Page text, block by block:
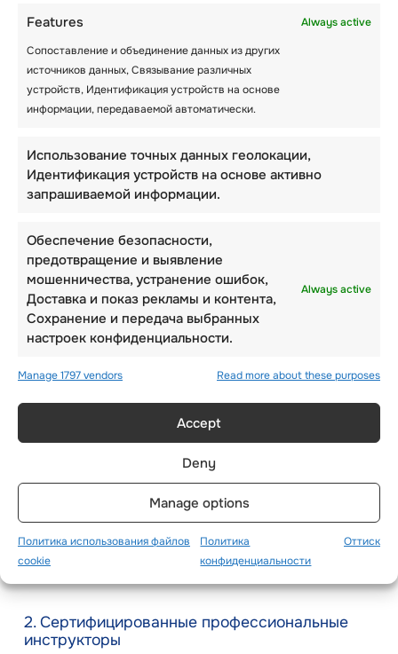
Features
Always active
Сопоставление и объединение данных из других
источников данных, Связывание различных
устройств, Идентификация устройств на основе
информации, передаваемой автоматически.
Использование точных данных геолокации,
Идентификация устройств на основе активно
запрашиваемой информации.
Обеспечение безопасности,
предотвращение и выявление
мошенничества, устранение ошибок,
Доставка и показ рекламы и контента,
Сохранение и передача выбранных
настроек конфиденциальности.
Always active
Manage 1797 vendors Read more about these purposes
Accept
Deny
Manage options
Политика использования файлов
cookie
Политика
конфиденциальности
Оттиск
полезен для Вашего ребенка. Прежде чем
Вам необходимо учесть следующее.
1. Доступные конструкции для лыжников
По мере того, как катание на лыжах
становится все более популярным, многие
лыжные школы развиваются, чтобы
ребенка, узнайте, есть ли в ней структуры,
учитывающие возраст Вашего ребенка.
Например, если Вашему ребенку три года,
не слишком ли он мал, чтобы записаться в
школу? Будет ли лыжная школа для
малышей принимать детей постарше,
Посещение Вашим ребенком лыжной школы
будет более экономичным, чем запись его
ребенок — новичок, авторитетная лыжная
вариантом. Однако они должны проводить
занятия с учетом Вашего возраста.
2. Сертифицированные профессиональные
инструкторы